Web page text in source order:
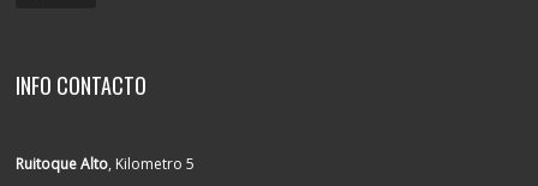
INFO CONTACTO
Ruitoque Alto, Kilometro 5